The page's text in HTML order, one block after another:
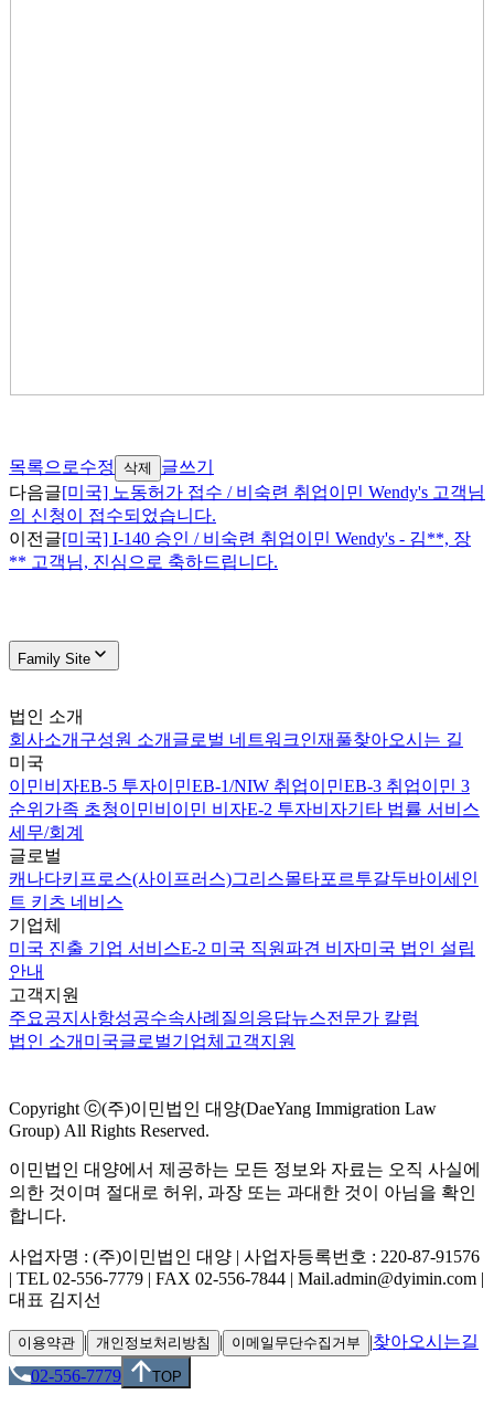
목록으로수정 삭제
글쓰기
다음글[미국] 노동허가 접수 / 비숙련 취업이민 Wendy's 고객님
의 신청이 접수되었습니다.
이전글[미국] I-140 승인 / 비숙련 취업이민 Wendy's - 김**, 장
** 고객님, 진심으로 축하드립니다.
Family Site
법인 소개
회사소개 구성원 소개 글로벌 네트워크인재풀찾아오시는 길
미국
이민비자EB-5 투자이민EB-1/NIW 취업이민EB-3 취업이민 3
순위 가족 초청이민비이민 비자E-2 투자비자기타 법률 서비스
세무/회계
글로벌
캐나다키프로스(사이프러스)그리스몰타포르투갈두바이 세인
트 키츠 네비스
기업체
미국 진출 기업 서비스E-2 미국 직원파견 비자미국 법인 설립
안내
고객지원
주요공지사항성공수속사례 질의응답뉴스전문가 칼럼
법인 소개 미국글로벌기업체 고객지원
Copyright ⓒ(주)이민법인 대양(DaeYang Immigration Law
Group) All Rights Reserved.
이민법인 대양에서 제공하는 모든 정보와 자료는 오직 사실에
의한 것이며 절대로 허위, 과장 또는 과대한 것이 아님을 확인
합니다.
사업자명 : (주)이민법인 대양 | 사업자등록번호 : 220-87-91576
| TEL 02-556-7779 | FAX 02-556-7844 | Mail.admin@dyimin.com |
대표 김지선
이용약관 | 개인정보처리방침 | 이메일무단수집거부 |찾아오시는길
02-556-7779
TOP